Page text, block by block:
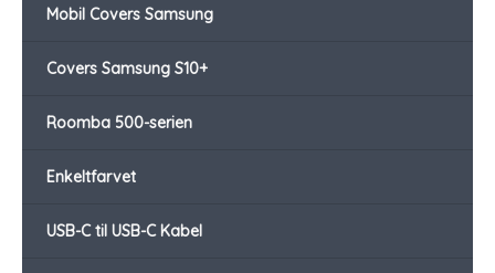
Mobil Covers Samsung
Covers Samsung S10+
Roomba 500-serien
Enkeltfarvet
USB-C til USB-C Kabel